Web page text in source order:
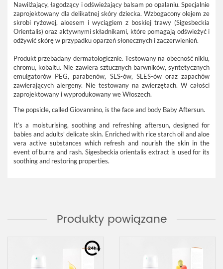
Nawilżający, łagodzący i odświeżający balsam po opalaniu. Specjalnie
zaprojektowany dla delikatnej skóry dziecka. Wzbogacony olejem ze
skrobi ryżowej, aloesem i wyciągiem z boskiej trawy (Sigesbeckia
Orientalis) oraz aktywnymi składnikami, które pomagają odświeżyć i
odżywić skórę w przypadku oparzeń słonecznych i zaczerwienień.
Produkt przebadany dermatologicznie. Testowany na obecność niklu,
chromu, kobaltu. Nie zawiera sztucznych barwników, syntetycznych
emulgatorów PEG, parabenów, SLS-ów, SLES-ów oraz zapachów
zawierających alergeny. Nie testowany na zwierzętach. W całości
zaprojektowany i wyprodukowany we Włoszech.
The popsicle, called Giovannino, is the face and body Baby Aftersun.
It’s a moisturising, soothing and refreshing aftersun, designed for
babies and adults’ delicate skin. Enriched with rice starch oil and aloe
vera active substances which refresh and nourish the skin in the
event of burns and rash. Sigesbeckia orientalis extract is used for its
soothing and restoring properties.
Produkty powiązane